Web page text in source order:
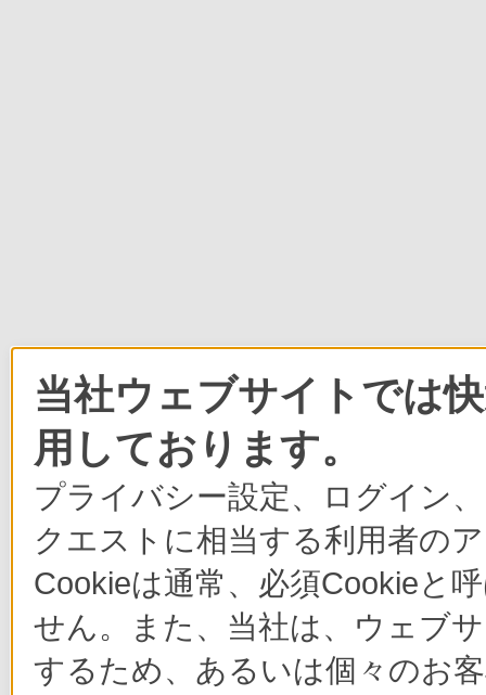
当社ウェブサイトでは
用しております。
プライバシー設定、ログイン
クエストに相当する利用者の
Cookieは通常、必須Cookieと
せん。また、当社は、ウェブ
するため、あるいは個々のお